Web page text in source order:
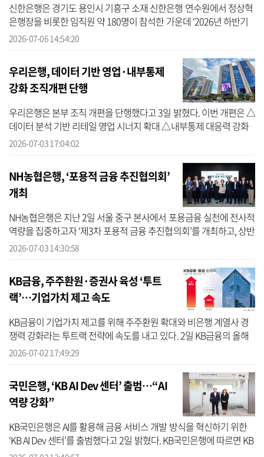
신한은행은 경기도 용인시 기흥구 소재 신한은행 연수원에서 정상혁
은행장을 비롯한 임직원 약 180명이 참석한 가운데 ‘2026년 하반기
경영전략회의’를 개최했다고 6일 밝혔다. 신한은행에 따르면 이번 경
2026-07-06 14:54:20
우리은행, 데이터 기반 영업·내부통제
강화 조직개편 단행
우리은행은 본부 조직 개편을 단행했다고 3일 밝혔다. 이번 개편은 △
데이터 분석 기반 리테일 영업 시너지 확대 △내부통제 대응력 강화
△조직 운영 효율성 제고에 중점을 두고 진행됐다. 먼저 기존의 △개
2026-07-03 17:04:02
NH농협은행, ‘포용적 금융 추진협의회’
개최
NH농협은행은 지난 2일 서울 중구 본사에서 포용금융 실천에 전사적
역량을 집중하고자 ‘제3차 포용적 금융 추진협의회’를 개최하고, 상반
기 포용금융 지원현황 점검 및 하반기 추진계획을 논의했다고 3일 밝
2026-07-03 14:30:58
KB금융, 주주환원·증권사 육성 ‘투트
랙’…기업가치 제고 속도
KB금융이 기업가치 제고를 위해 주주환원 확대와 비은행 계열사 경
쟁력 강화라는 투트랙 전략에 속도를 내고 있다. 2일 KB금융의 올해
자사주 매입 현황을 분석한 결과, 현재까지 약 2000억원 규모의 자사
2026-07-02 17:49:29
국민은행, ‘KB AI Dev 센터’ 출범…“AI
역량 강화”
KB국민은행은 AI를 활용해 금융 서비스 개발 방식을 혁신하기 위한
‘KB AI Dev 센터’를 출범했다고 2일 밝혔다. KB국민은행에 따르면 KB
AI Dev 센터는 AI가 서비스 기획부터 개발, 테스트까지 전 과정에 참여